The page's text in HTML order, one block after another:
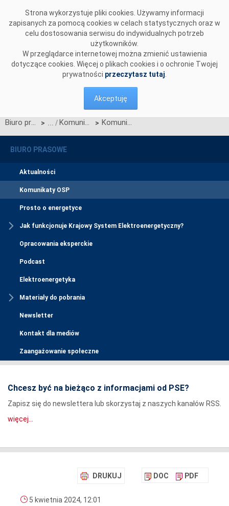
Strona wykorzystuje pliki cookies. Używamy informacji
zapisanych za pomocą cookies w celach statystycznych oraz w
celu dostosowania serwisu do indywidualnych potrzeb
użytkowników.
W przeglądarce internetowej można zmienić ustawienia
dotyczące cookies. Więcej o plikach cookies i o ochronie Twojej
prywatności przeczytasz tutaj
Akceptuję
Biuro prasowe > Komunikaty OSP > Komunikat dotyczący redysponowania nierynkowego instalacji PV w dniach 26, 29, 30 i 31 marca 2024 roku oraz 1 kwietnia 2024 roku
BIURO PRASOWE
Aktualności
Komunikaty OSP
Prosto o energetyce
Jak funkcjonuje Krajowy System Elektroenergetyczny?
Opracowania eksperckie
Podcast
Elektroenergetyka
Materiały do pobrania
Newsletter
Kontakt dla mediów
Zaangażowanie społeczne
Chcesz być na bieżąco z informacjami od PSE?
Zapisz się do newslettera lub skorzystaj z naszych kanałów RSS.
więcej...
DRUKUJ DOC PDF
5 kwietnia 2024, 12:01